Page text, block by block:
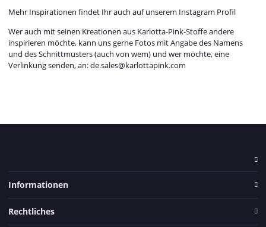
Mehr Inspirationen findet Ihr auch auf unserem Instagram Profil
Wer auch mit seinen Kreationen aus Karlotta-Pink-Stoffe andere
inspirieren möchte, kann uns gerne Fotos mit Angabe des Namens
und des Schnittmusters (auch von wem) und wer möchte, eine
Verlinkung senden, an: de.sales@karlottapink.com
Informationen
Rechtliches